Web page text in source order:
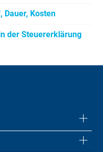
Dauer, Kosten
der Steuererklärung